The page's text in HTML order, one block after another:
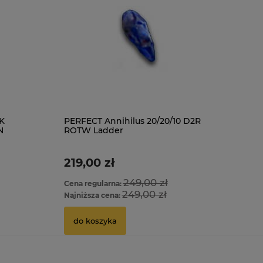
PERFECT Annihilus 20/20/10 D2R
ROTW Ladder
219,00 zł
Cena regularna:249,00 zł
Najniższa cena:249,00 zł
do koszyka